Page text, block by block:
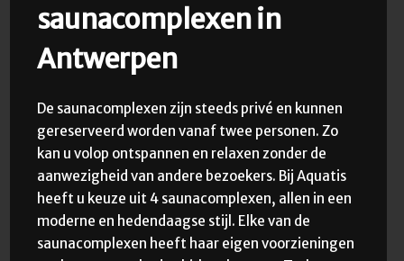
saunacomplexen in
Antwerpen
De saunacomplexen zijn steeds privé en kunnen
gereserveerd worden vanaf twee personen. Zo
kan u volop ontspannen en relaxen zonder de
aanwezigheid van andere bezoekers. Bij Aquatis
heeft u keuze uit 4 saunacomplexen, allen in een
moderne en hedendaagse stijl. Elke van de
saunacomplexen heeft haar eigen voorzieningen